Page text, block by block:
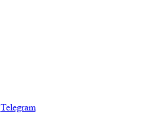
Telegram